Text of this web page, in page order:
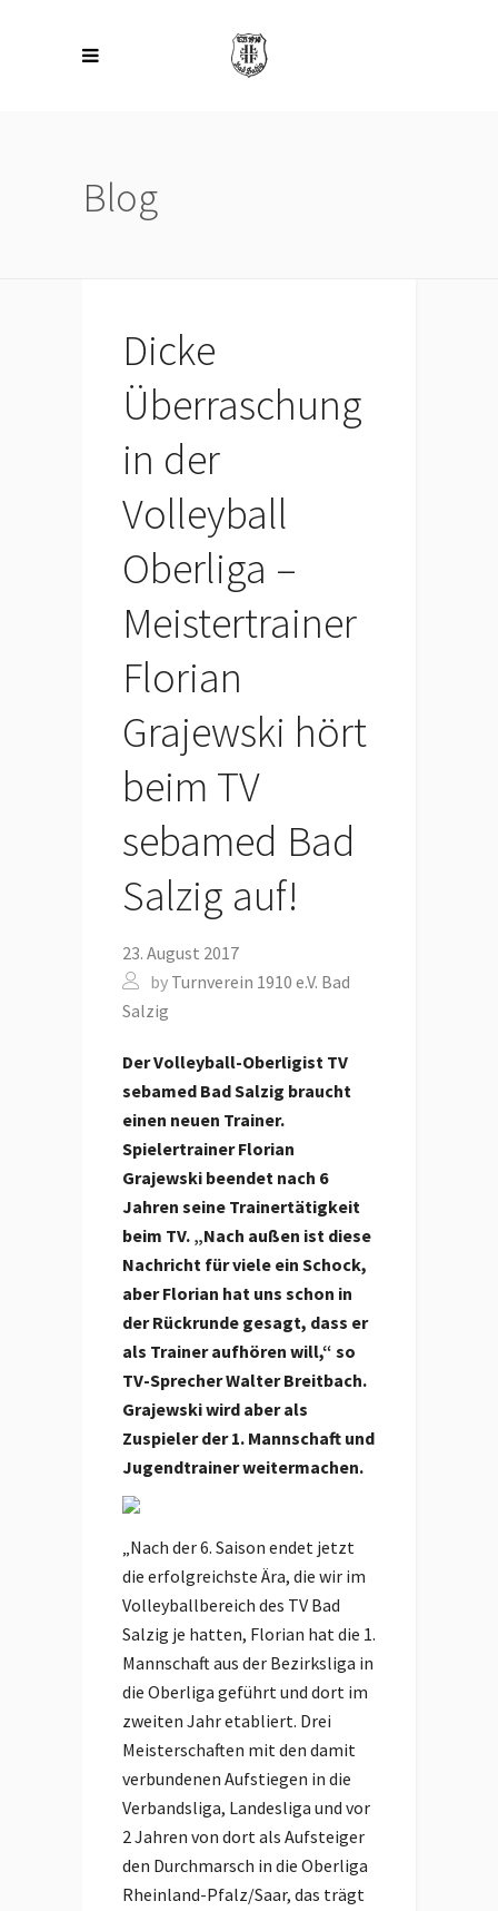
Blog
Dicke
Überraschung
in der
Volleyball
Oberliga –
Meistertrainer
Florian
Grajewski hört
beim TV
sebamed Bad
Salzig auf!
23. August 2017
by Turnverein 1910 e.V. Bad
Salzig
Der Volleyball-Oberligist TV
sebamed Bad Salzig braucht
einen neuen Trainer.
Spielertrainer Florian
Grajewski beendet nach 6
Jahren seine Trainertätigkeit
beim TV. „Nach außen ist diese
Nachricht für viele ein Schock,
aber Florian hat uns schon in
der Rückrunde gesagt, dass er
als Trainer aufhören will,“ so
TV-Sprecher Walter Breitbach.
Grajewski wird aber als
Zuspieler der 1. Mannschaft und
Jugendtrainer weitermachen.
„Nach der 6. Saison endet jetzt
die erfolgreichste Ära, die wir im
Volleyballbereich des TV Bad
Salzig je hatten, Florian hat die 1.
Mannschaft aus der Bezirksliga in
die Oberliga geführt und dort im
zweiten Jahr etabliert. Drei
Meisterschaften mit den damit
verbundenen Aufstiegen in die
Verbandsliga, Landesliga und vor
2 Jahren von dort als Aufsteiger
den Durchmarsch in die Oberliga
Rheinland-Pfalz/Saar, das trägt